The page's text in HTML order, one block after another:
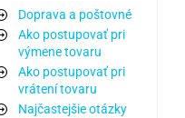
Doprava a poštovné
Ako postupovať pri
výmene tovaru
Ako postupovať pri
vrátení tovaru
Najčastejšie otázky